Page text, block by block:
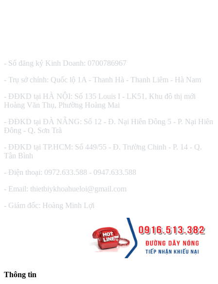
- Số đăng ký Kinh Doanh: 0700786967
- Trụ sở chính: Quốc lộ 1A - Thanh Hà - Thanh Liêm - Hà Nam
- ĐĐKD tại HÀ NỘI: Số 135 Louis I - LK51, Khu đô thị mới
Hoàng Văn Thụ, Phường Hoàng Mai
- ĐĐKD tại ĐÀ NẴNG: Số 12 - Đ. Nại Hiên Đông 5 - P. Nại Hiên
Đông - Q. Sơn Trà
- ĐĐKD tại TP.HCM: Số 449/55 - Đ. Trường Chinh - P. 14 - Q.
Tân Bình
- Điện thoại: 0972.633.588 - 0947.633.588
- Email: thietbiykhoahueloi@gmail.com
- Giám đốc: Hoàng Minh Lợi
Thông tin